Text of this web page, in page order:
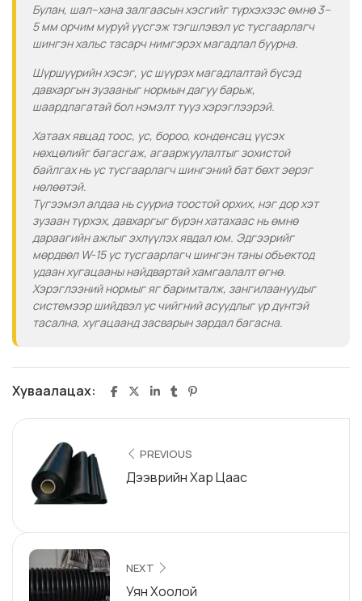
Булан, шал–хана залгаасын хэсгийг түрхэхээс өмнө 3–
5 мм орчим муруй үүсгэж тэгшлэвэл ус тусгаарлагч
шингэн хальс тасарч нимгэрэх магадлал буурна.
Шүршүүрийн хэсэг, ус шүүрэх магадлалтай бүсэд
давхаргын зузааныг нормын дагуу барьж,
шаардлагатай бол нэмэлт тууз хэрэглээрэй.
Хатаах явцад тоос, ус, бороо, конденсац үүсэх
нөхцөлийг багасгаж, агааржуулалтыг зохистой
байлгах нь ус тусгаарлагч шингэний бат бөхт эерэг
нөлөөтэй.
Түгээмэл алдаа нь сууриа тоостой орхих, нэг дор хэт
зузаан түрхэх, давхаргыг бүрэн хатахаас нь өмнө
дараагийн ажлыг эхлүүлэх явдал юм. Эдгээрийг
мөрдвөл W-15 ус тусгаарлагч шингэн таны объектод
удаан хугацааны найдвартай хамгаалалт өгнө.
Хэрэглээний нормыг яг баримталж, зангилаануудыг
системээр шийдвэл ус чийгний асуудлыг үр дүнтэй
тасална, хугацаанд засварын зардал багасна.
Хуваалацах:
PREVIOUS
Дээврийн Хар Цаас
NEXT
Уян Хоолой